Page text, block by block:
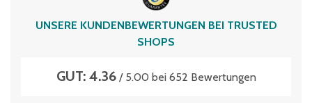
58 Liter
UNSERE KUNDENBEWERTUNGEN BEI TRUSTED
SHOPS
GUT: 4.36/ 5.00 bei 652 Bewertungen